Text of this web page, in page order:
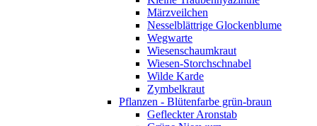
Märzveilchen
Nesselblättrige Glockenblume
Wegwarte
Wiesenschaumkraut
Wiesen-Storchschnabel
Wilde Karde
Zymbelkraut
Pflanzen - Blütenfarbe grün-braun
Gefleckter Aronstab